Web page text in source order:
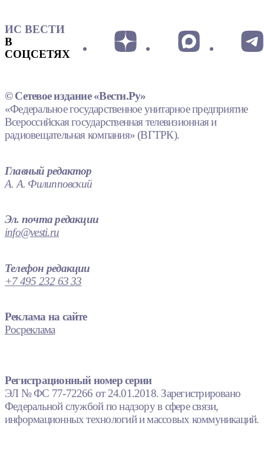
ИС ВЕСТИ
В
СОЦСЕТЯХ
© Сетевое издание «Вести.Ру»
«Федеральное государственное унитарное предприятие
Всероссийская государственная телевизионная и
радиовещательная компания» (ВГТРК).
Главный редактор
А. А. Филипповский
Эл. почта редакции
info@vesti.ru
Телефон редакции
+7 495 232 63 33
Реклама на сайте
Росреклама
Регистрационный номер серии
ЭЛ № ФС 77-72266 от 24.01.2018. Зарегистрировано
Федеральной службой по надзору в сфере связи,
информационных технологий и массовых коммуникаций.